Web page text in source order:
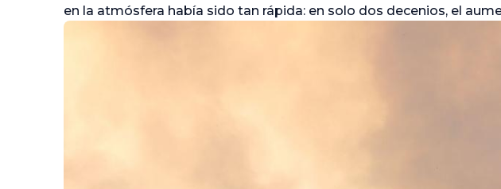
en la atmósfera había sido tan rápida: en solo dos decenios, el